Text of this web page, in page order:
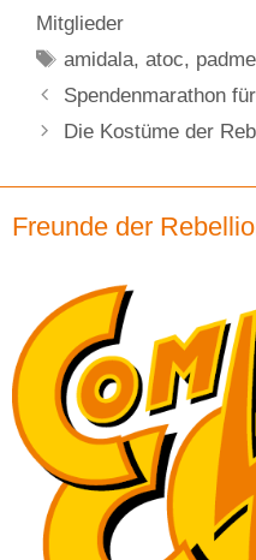
Mitglieder
Schlagwörter
amidala,atoc, padme
Spendenmarathon
Die Kostüme der
Freunde der